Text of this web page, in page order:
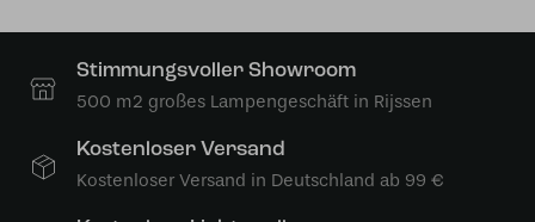
Stimmungsvoller Showroom
500 m2 großes Lampengeschäft in Rijssen
Kostenloser Versand
Kostenloser Versand in Deutschland ab 99 €